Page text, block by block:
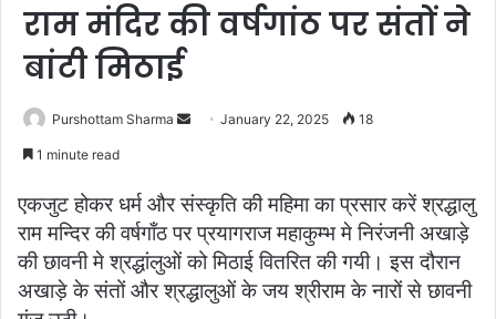
राम मंदिर की वर्षगांठ पर संतों ने
बांटी मिठाई
Purshottam Sharma
d
a
n
m
January 22, 2025 18
1 minute read
एकजुट होकर धर्म और संस्कृति की महिमा का प्रसार करें श्रद्धालु
राम मन्दिर की वर्षगाँठ पर प्रयागराज महाकुम्भ मे निरंजनी अखाड़े
की छावनी मे श्रद्धांलुओं को मिठाई वितरित की गयी। इस दौरान
अखाड़े के संतों और श्रद्धालुओं के जय श्रीराम के नारों से छावनी